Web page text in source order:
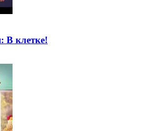
В клетке!